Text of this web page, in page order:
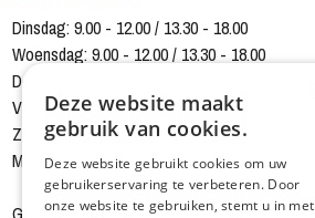
Dinsdag: 9.00 - 12.00 / 13.30 - 18.00
Woensdag: 9.00 - 12.00 / 13.30 - 18.00
Donderdag: 9.00 - 12.00 / 13.30 - 18.00
Vrijdag: 9.00 - 12.00 / 13.30 - 18.00
Zaterdag: 9.00 - 12.00 / 13.30 - 16.00
Magazijn gesloten zaterdagnamiddag
FRENCH
Deze website maakt
gebruik van cookies.
Deze website gebruikt cookies om uw
gebruikerservaring te verbeteren. Door
onze website te gebruiken, stemt u in met